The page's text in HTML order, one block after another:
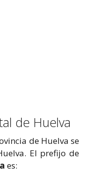
de Huelva
de Huelva se
El prefijo de
es: